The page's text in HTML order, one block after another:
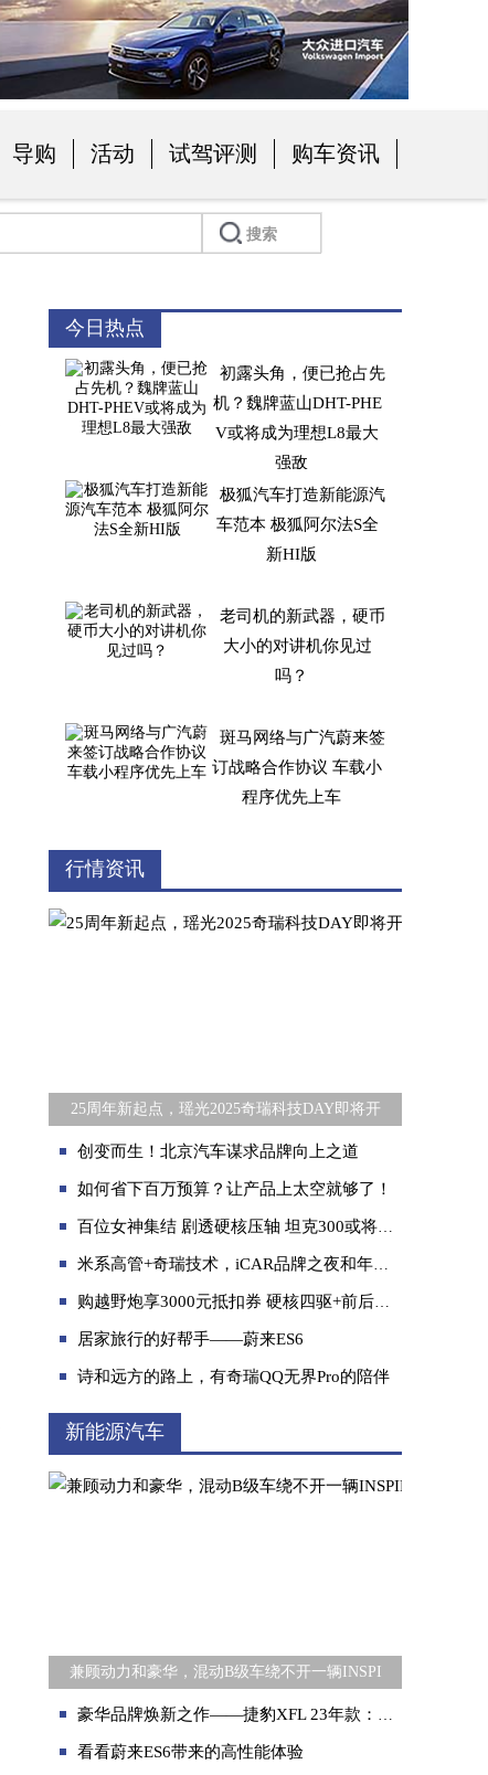
导购 活动 试驾评测 购车资讯
今日热点
初露头角，便已抢占先
机？魏牌蓝山DHT-PHE
V或将成为理想L8最大
强敌
极狐汽车打造新能源汽
车范本 极狐阿尔法S全
新HI版
老司机的新武器，硬币
大小的对讲机你见过
吗？
斑马网络与广汽蔚来签
订战略合作协议 车载小
程序优先上车
远程增程式冷藏车助力
客户降本增效
行情资讯
25周年新起点，瑶光2025奇瑞科技DAY即将开
创变而生！北京汽车谋求品牌向上之道
如何省下百万预算？让产品上太空就够了！
百位女神集结 剧透硬核压轴 坦克300或将在广州车展开启预售
米系高管+奇瑞技术，iCAR品牌之夜和年轻人交个朋友
购越野炮享3000元抵扣券 硬核四驱+前后桥电控式差速锁助你畅玩户外生活
居家旅行的好帮手——蔚来ES6
诗和远方的路上，有奇瑞QQ无界Pro的陪伴
新能源汽车
兼顾动力和豪华，混动B级车绕不开一辆INSPI
豪华品牌焕新之作——捷豹XFL 23年款：更智能更豪华
看看蔚来ES6带来的高性能体验